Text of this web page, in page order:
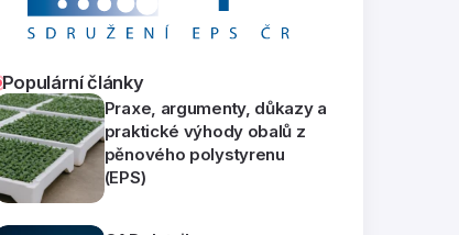
Populární články
Praxe, argumenty, důkazy a
praktické výhody obalů z
pěnového polystyrenu
(EPS)